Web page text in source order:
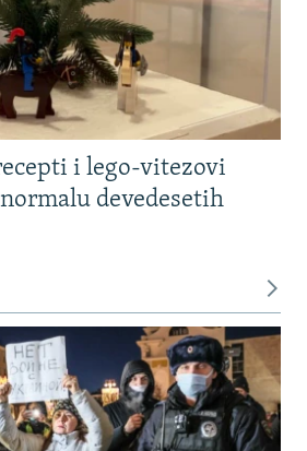
i lego-vitezovi
devedesetih